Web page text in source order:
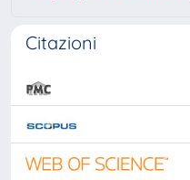
Citazioni